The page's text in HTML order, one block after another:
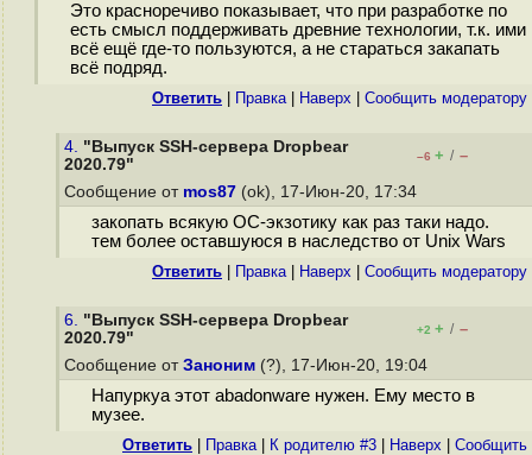
Это красноречиво показывает, что при разработке по
есть смысл поддерживать древние технологии, т.к. ими
всё ещё где-то пользуются, а не стараться закапать
всё подряд.
Ответить Правка| Наверх Cообщить модератору
4. "Выпуск SSH-сервера Dropbear
2020.79"
–6 + / –
Сообщение от mos87 (ok), 17-Июн-20, 17:34
закопать всякую ОС-экзотику как раз таки надо.
тем более оставшуюся в наследство от Unix Wars
Ответить Правка| Наверх Cообщить модератору
6. "Выпуск SSH-сервера Dropbear
2020.79"
+2 + / –
Сообщение от Заноним (?), 17-Июн-20, 19:04
Напуркуа этот abadonware нужен. Ему место в
музее.
Ответить Правка| К родителю #3 Наверх
Cообщить